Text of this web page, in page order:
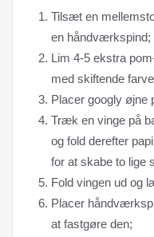
Tilsæt en
en håndværkspind;
Lim 4-5 ekstra
med skiftende
Placer googly øjne
Træk en vinge på
og fold derefter
for at skabe to lige
Fold vingen ud og
Placer
at fastgøre den;